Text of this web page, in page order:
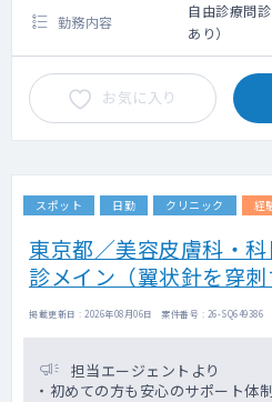
勤務内容
自由診療問
あり）
お気に入り
スポット 日勤 クリニック 経
東京都／美容皮膚科・
診メイン（翼状針を穿刺
掲載更新日 : 2026年08月06日 案件番号 : 26-SQ649386
担当エージェントより
・初めての方も安心のサポート体